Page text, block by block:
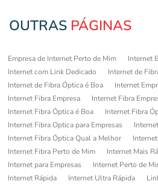
OUTRAS PÁGINAS
Empresa de Internet Perto de Mim
Internet
Internet com Link Dedicado
Internet de
Internet de Fibra Óptica é Boa
Internet
Internet Fibra Empresa
Internet Fibra
Internet Fibra Óptica é Boa
Internet Fibra
Internet Fibra Optica para Empresas
Internet Fibra Óptica Qual a Melhor
Internet Fibra Perto de Mim
Internet Mais
Internet para Empresas
Internet Perto de
Internet Rápida
Internet Ultra Rápida